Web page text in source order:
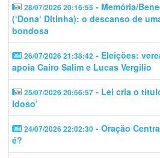
28/07/2026 20:16:55 - Memória/
(‘Dona‘ Ditinha): o descanso de
bondosa
26/07/2026 21:38:42 - Eleições:
apoia Cairo Salim e Lucas Vergilio
25/07/2026 20:56:57 - Lei cria o
Idoso’
24/07/2026 22:02:30 - Oração
é?